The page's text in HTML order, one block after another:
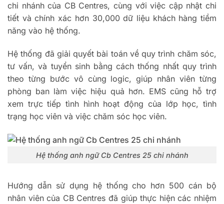
chi nhánh của CB Centres, cùng với việc cập nhật chi
tiết và chính xác hơn 30,000 dữ liệu khách hàng tiềm
năng vào hệ thống.
Hệ thống đã giải quyết bài toán về quy trình chăm sóc,
tư vấn, và tuyển sinh bằng cách thống nhất quy trình
theo từng bước vô cùng logic, giúp nhân viên từng
phòng ban làm việc hiệu quả hơn. EMS cũng hỗ trợ
xem trực tiếp tình hình hoạt động của lớp học, tình
trạng học viên và việc chăm sóc học viên.
Hệ thống anh ngữ Cb Centres 25 chi nhánh
Hướng dẫn sử dụng hệ thống cho hơn 500 cán bộ
nhân viên của CB Centres đã giúp thực hiện các nhiệm